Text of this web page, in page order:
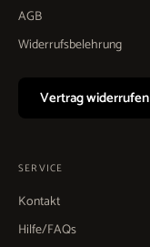
AGB
Widerrufsbelehrung
Vertrag widerrufen
SERVICE
Kontakt
Hilfe/FAQs